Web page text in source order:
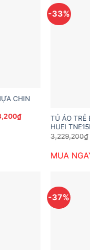
CHIN
₫Giá
hiện
1,393,200₫.
-33%
TỦ ÁO TRẺ
HUEI
3,229,200₫
MUA
-37%